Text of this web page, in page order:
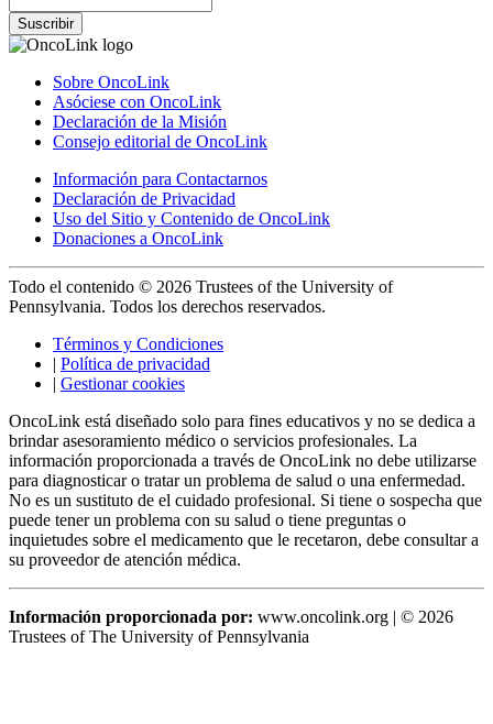
Suscribir
Sobre OncoLink
Asóciese con OncoLink
Declaración de la Misión
Consejo editorial de OncoLink
Información para Contactarnos
Declaración de Privacidad
Uso del Sitio y Contenido de OncoLink
Donaciones a OncoLink
Todo el contenido © 2026 Trustees of the University of
Pennsylvania. Todos los derechos reservados.
Términos y Condiciones
| Política de privacidad
| Gestionar cookies
OncoLink está diseñado solo para fines educativos y no se dedica a
brindar asesoramiento médico o servicios profesionales. La
información proporcionada a través de OncoLink no debe utilizarse
para diagnosticar o tratar un problema de salud o una enfermedad.
No es un sustituto de el cuidado profesional. Si tiene o sospecha que
puede tener un problema con su salud o tiene preguntas o
inquietudes sobre el medicamento que le recetaron, debe consultar a
su proveedor de atención médica.
Información proporcionada por: www.oncolink.org | © 2026
Trustees of The University of Pennsylvania